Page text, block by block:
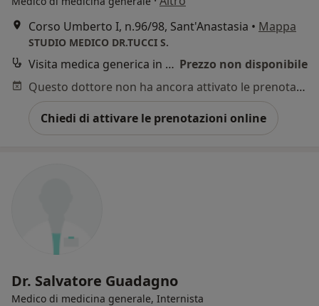
Corso Umberto I, n.96/98, Sant'Anastasia • Mappa
STUDIO MEDICO DR.TUCCI S.
Visita medica generica in CONVENZIONE Prezzo non disponibile
Questo dottore non ha ancora attivato le prenotazioni online presso questo indirizzo.
Chiedi di attivare le prenotazioni online
Dr. Salvatore Guadagno
Medico di medicina generale, Internista